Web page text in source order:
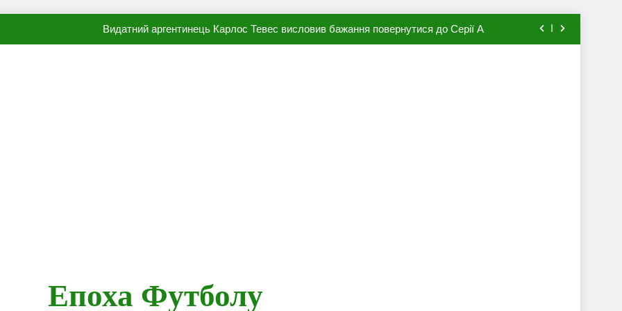
Видатний аргентинець Карлос Тевес висловив бажання повернутися до Серії А
Епоха Футболу